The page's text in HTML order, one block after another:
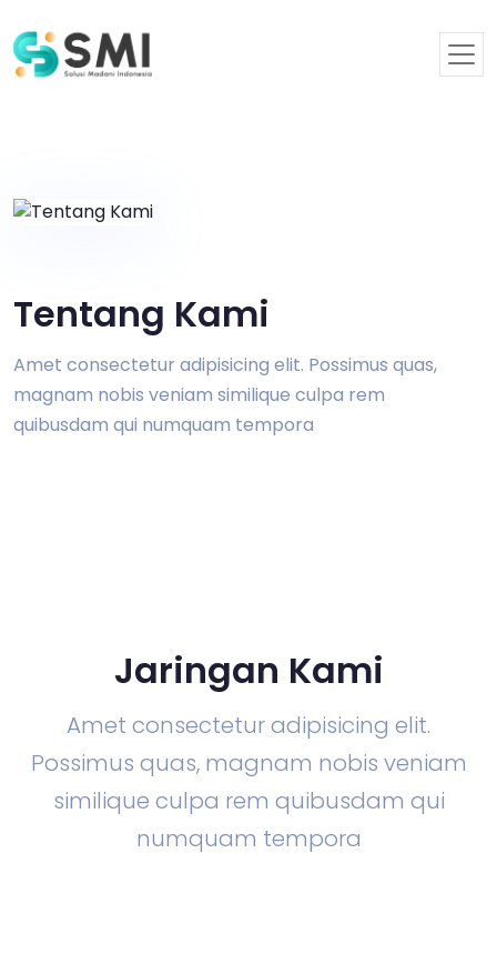
Tentang Kami
Amet consectetur adipisicing elit. Possimus quas,
magnam nobis veniam similique culpa rem
quibusdam qui numquam tempora
Jaringan Kami
Amet consectetur adipisicing elit.
Possimus quas, magnam nobis veniam
similique culpa rem quibusdam qui
numquam tempora